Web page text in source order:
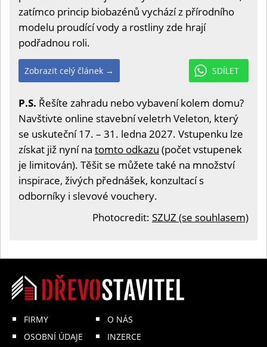
zatímco princip biobazénů vychází z přírodního
modelu proudící vody a rostliny zde hrají
podřadnou roli.
SDÍLET
Zobrazit celý článek →
P.S. Řešíte zahradu nebo vybavení kolem domu?
Navštivte online stavební veletrh Veleton, který
se uskuteční 17. – 31. ledna 2027. Vstupenku lze
získat již nyní na tomto odkazu (počet vstupenek
je limitován). Těšit se můžete také na množství
inspirace, živých přednášek, konzultací s
odborníky i slevové vouchery.
Photocredit: SZUZ (se souhlasem)
FIRMY
OSOBNÍ ÚDAJE
O NÁS
INZERCE